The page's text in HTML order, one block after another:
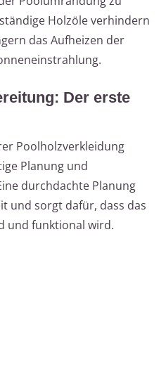
Holzöle verhindern
das Aufheizen der
Der erste
Poolholzverkleidung
Planung und
durchdachte Planung
und sorgt dafür, dass das
und funktional wird.